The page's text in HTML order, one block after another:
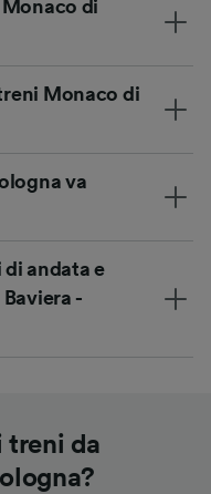
di
Monaco di
va
di andata e
-
treni da